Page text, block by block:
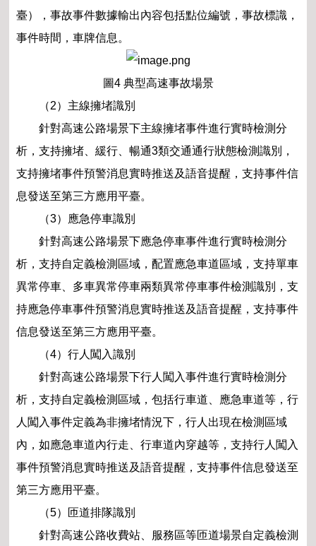
臺），事故事件數據輸出內容包括點位編號，事故標識，
事件時間，車牌信息。
圖4 典型高速事故場景
（2）主線擁堵識別
針對高速公路場景下主線擁堵事件進行實時檢測分
析，支持擁堵、緩行、暢通3類交通通行狀態檢測識別，
支持擁堵事件預警消息實時推送及語音提醒，支持事件信
息發送至第三方應用平臺。
（3）應急停車識別
針對高速公路場景下應急停車事件進行實時檢測分
析，支持自定義檢測區域，配置應急車道區域，支持單車
異常停車、多車異常停車兩類異常停車事件檢測識別，支
持應急停車事件預警消息實時推送及語音提醒，支持事件
信息發送至第三方應用平臺。
（4）行人闖入識別
針對高速公路場景下行人闖入事件進行實時檢測分
析，支持自定義檢測區域，包括行車道、應急車道等，行
人闖入事件定義為非擁堵情況下，行人出現在檢測區域
內，如應急車道內行走、行車道內穿越等，支持行人闖入
事件預警消息實時推送及語音提醒，支持事件信息發送至
第三方應用平臺。
（5）匝道排隊識別
針對高速公路收費站、服務區等匝道場景自定義檢測